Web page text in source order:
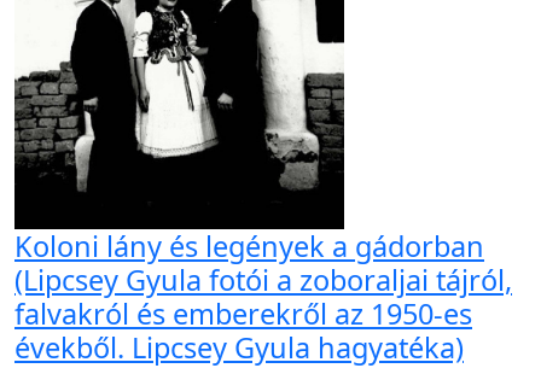
Koloni lány és legények a gádorban
(Lipcsey Gyula fotói a zoboraljai tájról,
falvakról és emberekről az 1950-es
évekből. Lipcsey Gyula hagyatéka)